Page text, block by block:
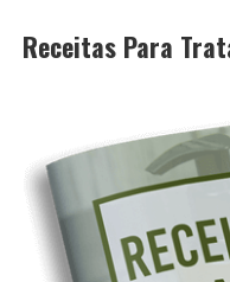
Receitas Para